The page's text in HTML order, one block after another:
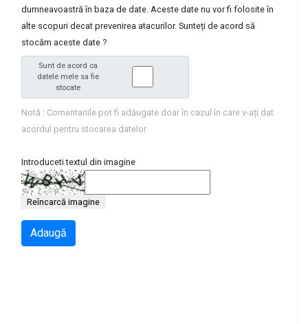
dumneavoastră în baza de date. Aceste date nu vor fi folosite în
alte scopuri decat prevenirea atacurilor. Sunteți de acord să
stocăm aceste date ?
Sunt de acord ca
datele mele sa fie
stocate
Notă : Comentariile pot fi adăugate doar în cazul în care v-ați dat
acordul pentru stocarea datelor
Introduceti textul din imagine
Reîncarcă imagine
Adaugă